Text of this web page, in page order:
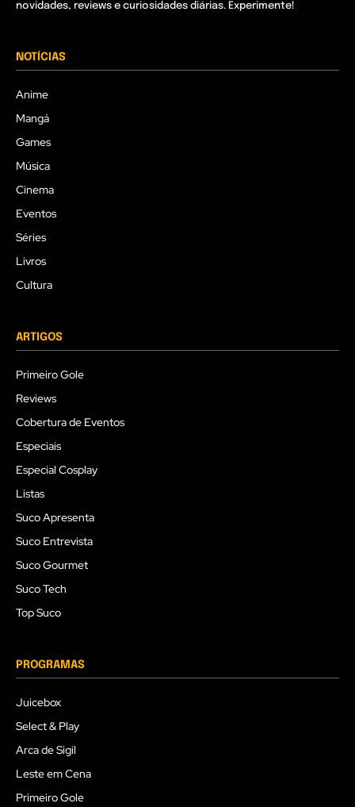
novidades, reviews e curiosidades diárias. Experimente!
NOTÍCIAS
Anime
Mangá
Games
Música
Cinema
Eventos
Séries
Livros
Cultura
ARTIGOS
Primeiro Gole
Reviews
Cobertura de Eventos
Especiais
Especial Cosplay
Listas
Suco Apresenta
Suco Entrevista
Suco Gourmet
Suco Tech
Top Suco
PROGRAMAS
Juicebox
Select & Play
Arca de Sigil
Leste em Cena
Primeiro Gole